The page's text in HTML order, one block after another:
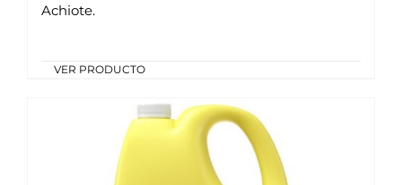
Achiote.
VER PRODUCTO